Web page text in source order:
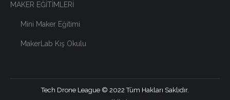
MAKER EĞİTİMLERİ
Mini Maker Eğitimi
MakerLab Kış Okulu
Tech Drone League © 2022 Tüm Hakları Saklıdır.